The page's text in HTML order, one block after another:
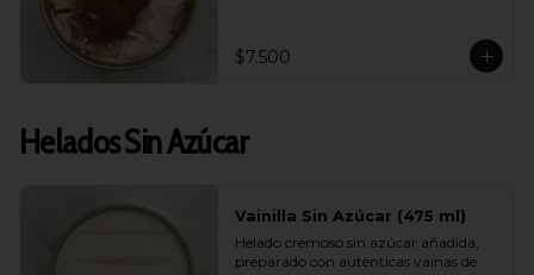
esencia del tiramisú tradicional en
versión helada.
$7.500
Helados Sin Azúcar
Vainilla Sin Azúcar (475 ml)
Helado cremoso sin azúcar añadida,
preparado con auténticas vainas de